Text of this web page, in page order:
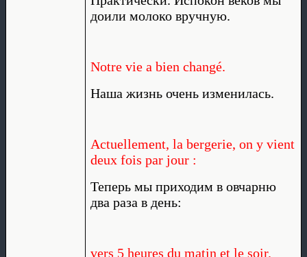
доили молоко вручную.
Notre vie a bien changé.
Наша жизнь очень изменилась.
Actuellement, la bergerie, on y vient
deux fois par jour :
Теперь мы приходим в овчарню
два раза в день:
vers 5 heures du matin et le soir.